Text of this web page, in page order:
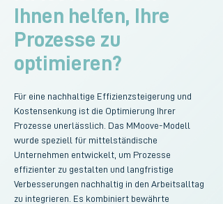
so wenig wie möglich zu beeinträchtigen.
Ihnen helfen, Ihre
Prozesse zu
optimieren?
Für eine nachhaltige Effizienzsteigerung und
Kostensenkung ist die Optimierung Ihrer
Prozesse unerlässlich. Das MMoove-Modell
wurde speziell für mittelständische
Unternehmen entwickelt, um Prozesse
effizienter zu gestalten und langfristige
Verbesserungen nachhaltig in den Arbeitsalltag
zu integrieren. Es kombiniert bewährte